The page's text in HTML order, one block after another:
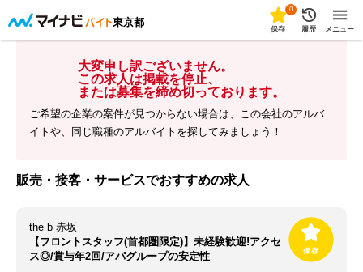
東京都
0
保存 履歴 メニュー
大変申し訳ございません。
この求人は掲載を停止、
または募集を締め切っております。
ご希望の企業の案件が見つからない場合は、この会社のアルバ
イトや、同じ職種のアルバイトを探してみましょう！
販売・接客・サービスでおすすめの求人
the b 赤坂
【フロントスタッフ(首都圏限定)】未経験歓迎!アクセ
ス◎/賞与年2回/アパグループの安定性